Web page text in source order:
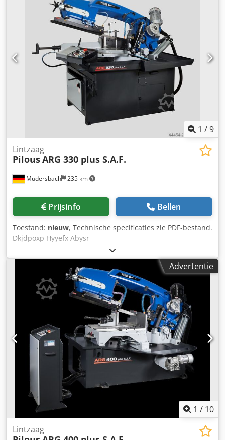
V, 50 Hz, 1,4 kW Dkodpoilqh Eefx Abyer Pompmotor 400 V,
50 Hz, 0,05 kW Zaagbladsnelheid 40/80 m/min. Lengte
zaagblad 2710 x 27 x 0,9 mm Werkhoogte vanaf
bankschroef 900 mm Koelvloeistoftank ca. 15 l
Machineafmetingen (min.) 1640 x 750 x 1400 mm
Machineafmetingen (max.) 1930 x 1610 x 2000 mm Gewicht
van de machine 295 kg
1 /9
Mudersbach 235 km
Lintzaag
PilousARG 330 plus S.A.F.
Prijsinfo Bellen
Toestand: nieuw, Technische specificaties zie PDF-bestand.
Dkjdpoxp Hyyefx Abysr
Advertentie
1 / 10
Lintzaag